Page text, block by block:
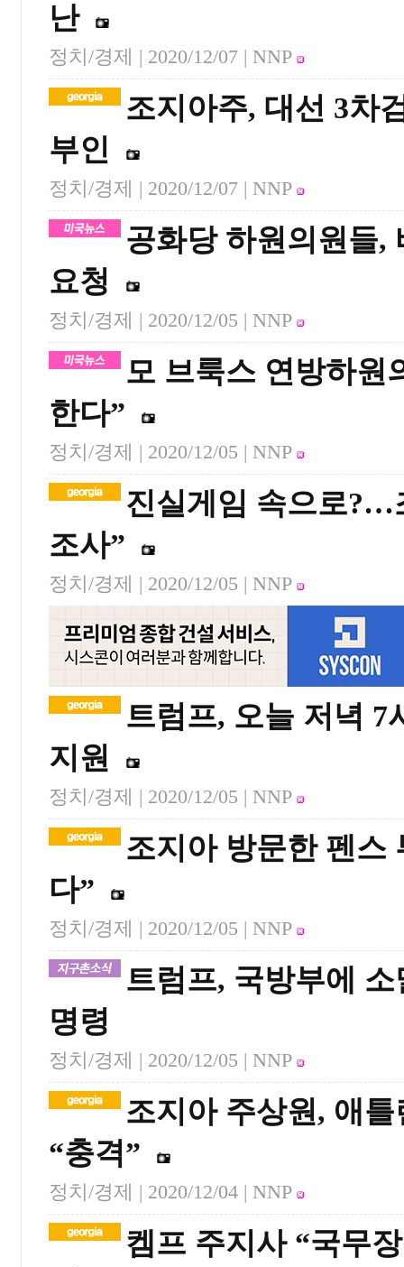
난
정치/경제 | 2020/12/07 | NNP
조지아주, 대선 3차
부인
정치/경제 | 2020/12/07 | NNP
공화당 하원의원들,
요청
정치/경제 | 2020/12/05 | NNP
모 브룩스 연방하원
한다”
정치/경제 | 2020/12/05 | NNP
진실게임 속으로?…
조사”
정치/경제 | 2020/12/05 | NNP
트럼프, 오늘 저녁 7
지원
정치/경제 | 2020/12/05 | NNP
조지아 방문한 펜스
다”
정치/경제 | 2020/12/05 | NNP
트럼프, 국방부에
명령
정치/경제 | 2020/12/05 | NNP
조지아 주상원, 애
“충격”
정치/경제 | 2020/12/04 | NNP
켐프 주지사 “국무